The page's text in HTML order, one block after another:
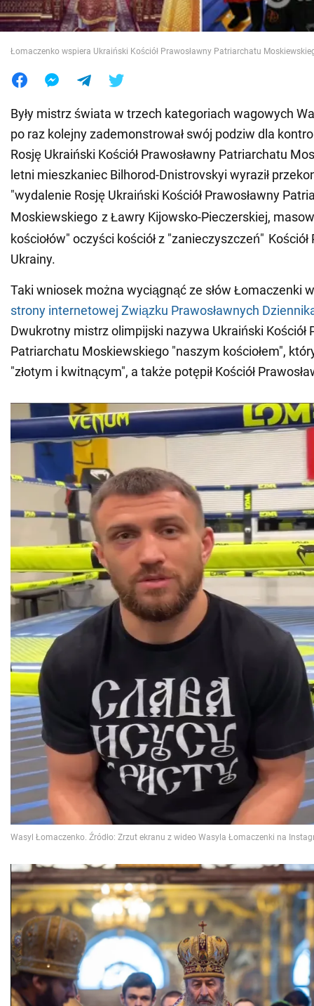
Jedzenie
Łomaczenko wspiera Ukraiński Kościół Prawosławny Patriarchatu
Były mistrz świata w trzech kategoriach wagowych
po raz kolejny zademonstrował swój podziw dla
Rosję Ukraiński Kościół Prawosławny Patriarchatu
letni mieszkaniec Bilhorod-Dnistrovskyi wyraził
"wydalenie Rosję Ukraiński Kościół Prawosławny
Moskiewskiego z Ławry Kijowsko-Pieczerskiej,
kościołów" oczyści kościół z "zanieczyszczeń" Kościół
Ukrainy.
Taki wniosek można wyciągnąć ze słów Łomaczenki
strony internetowej Związku Prawosławnych
Dwukrotny mistrz olimpijski nazywa Ukraiński Kościół
Patriarchatu Moskiewskiego "naszym kościołem",
"złotym i kwitnącym", a także potępił Kościół